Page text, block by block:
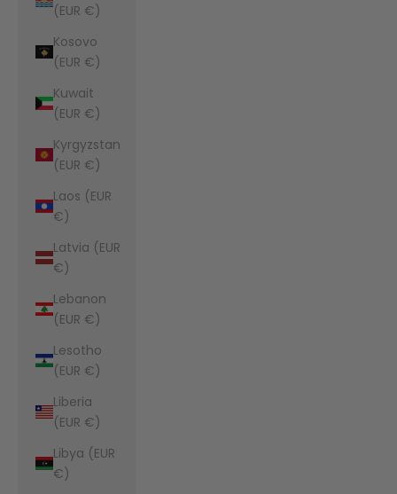
(EUR €)
Kosovo
(EUR €)
Kuwait
(EUR €)
Kyrgyzstan
(EUR €)
Laos (EUR
€)
Latvia (EUR
€)
Lebanon
(EUR €)
Lesotho
(EUR €)
Liberia
(EUR €)
Libya (EUR
€)